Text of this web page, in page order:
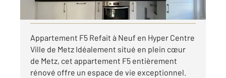
Visiter le site dédié
Appartement F5 Refait à Neuf en Hyper Centre
Ville de Metz Idéalement situé en plein cœur
de Metz, cet appartement F5 entièrement
rénové offre un espace de vie exceptionnel.